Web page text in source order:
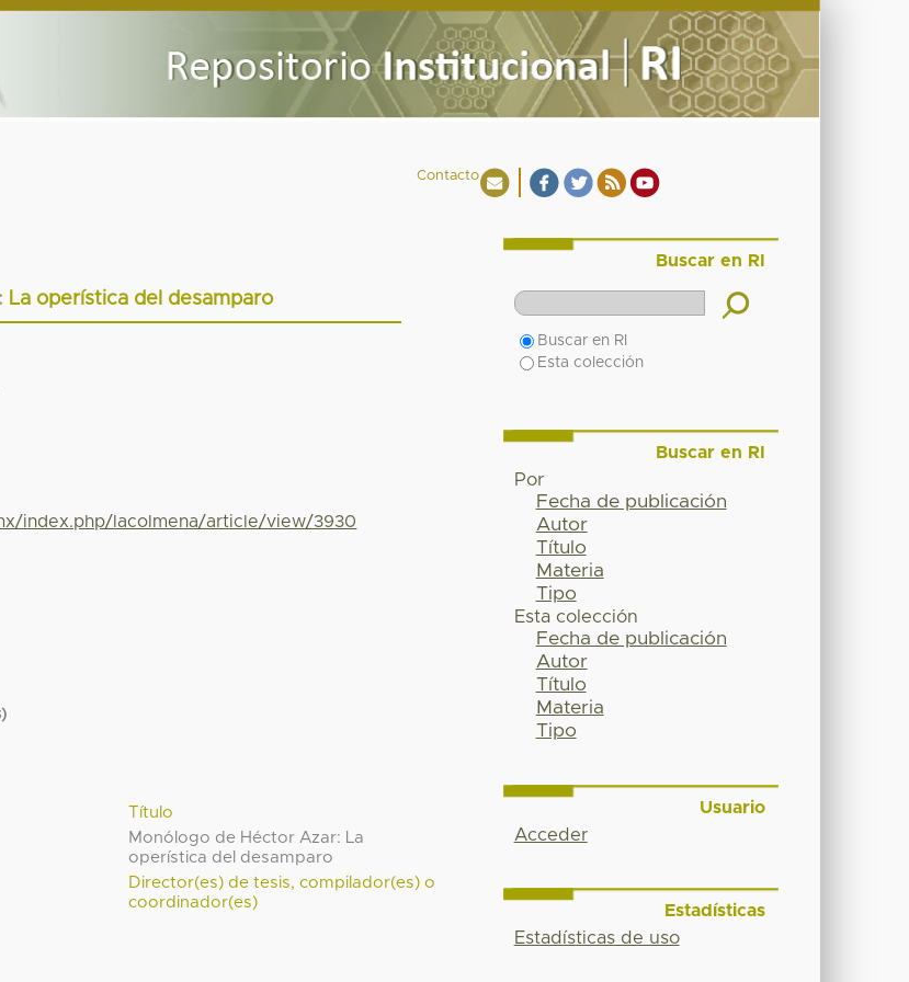
Contacto
operística del desamparo
index.php/lacolmena/article/view/3930
Título
Monólogo de Héctor Azar: La
operística del desamparo
Director(es) de tesis, compilador(es) o
coordinador(es)
Buscar en RI
Buscar en RI
Esta colección
Buscar en RI
Por
Fecha de publicación
Autor
Título
Materia
Tipo
Esta colección
Fecha de publicación
Autor
Título
Materia
Tipo
Usuario
Acceder
Estadísticas
Estadísticas de uso